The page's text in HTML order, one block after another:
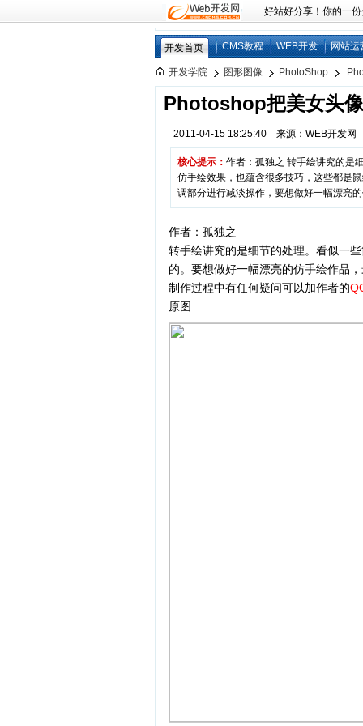
好站好分享！你的一份
开发首页 CMS教程 WEB开发 网站运
开发学院 图形图像 PhotoShop
Photoshop把美女头
2011-04-15 18:25:40 来源：WEB开发
核心提示： 作者：孤独之 转手绘讲究的是
仿手绘效果，也蕴含很多技巧，这些都是
调部分进行减淡操作，要想做好一幅漂亮
作者：孤独之
转手绘讲究的是细节的处理。看似一
的。要想做好一幅漂亮的仿手绘作品
制作过程中有任何疑问可以加作者的
原图